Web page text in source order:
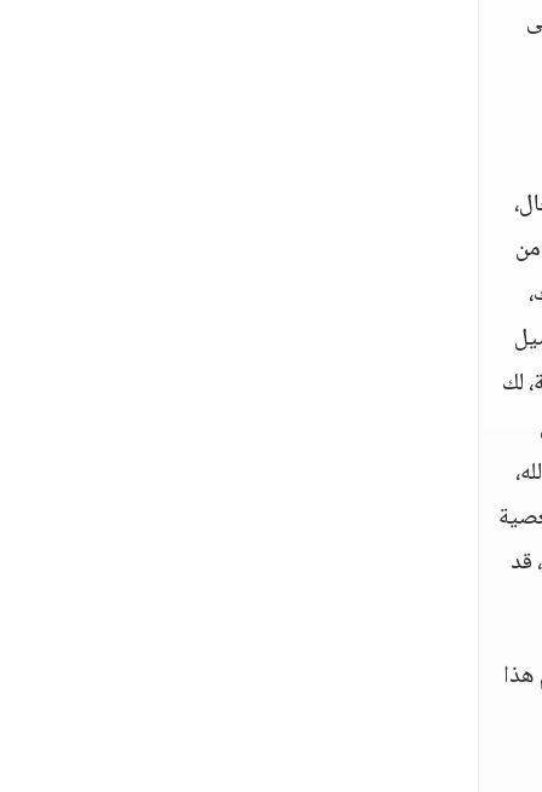
لك
قد